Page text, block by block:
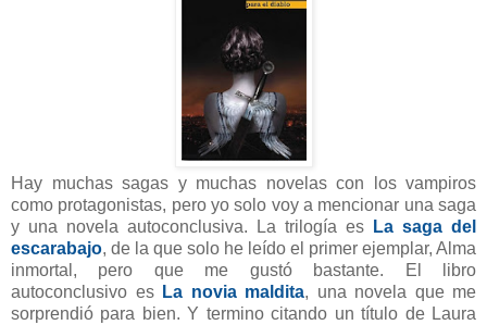
Hay muchas sagas y muchas novelas con los vampiros
como protagonistas, pero yo solo voy a mencionar una saga
y una novela autoconclusiva. La trilogía es
La saga del
escarabajo, de la que solo he leído el primer ejemplar, Alma
inmortal, pero que me gustó bastante. El libro
autoconclusivo es La novia maldita, una novela que me
sorprendió para bien. Y termino citando un título de Laura